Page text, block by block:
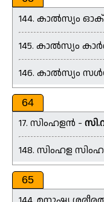
144. കാൽസ്യം
145. കാൽസ്യം
146. കാൽസ്യം
64
17. സിംഹളൻ -
148. സിംഹള
65